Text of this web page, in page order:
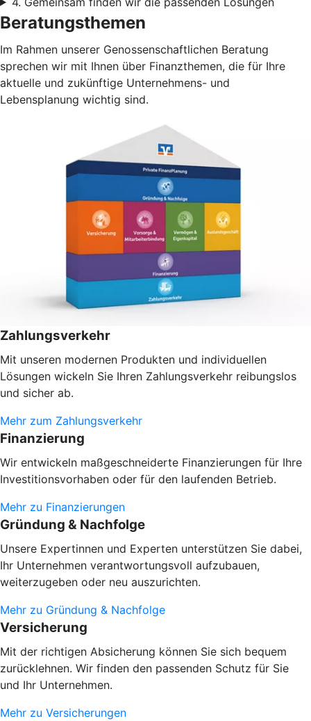
Beratungsthemen
Im Rahmen unserer Genossenschaftlichen Beratung
sprechen wir mit Ihnen über Finanzthemen, die für Ihre
aktuelle und zukünftige Unternehmens- und
Lebensplanung wichtig sind.
Zahlungsverkehr
Mit unseren modernen Produkten und individuellen
Lösungen wickeln Sie Ihren Zahlungsverkehr reibungslos
und sicher ab.
Mehr zum Zahlungsverkehr
Finanzierung
Wir entwickeln maßgeschneiderte Finanzierungen für Ihre
Investitionsvorhaben oder für den laufenden Betrieb.
Mehr zu Finanzierungen
Gründung & Nachfolge
Unsere Expertinnen und Experten unterstützen Sie dabei,
Ihr Unternehmen verantwortungsvoll aufzubauen,
weiterzugeben oder neu auszurichten.
Mehr zu Gründung & Nachfolge
Versicherung
Mit der richtigen Absicherung können Sie sich bequem
zurücklehnen. Wir finden den passenden Schutz für Sie
und Ihr Unternehmen.
Mehr zu Versicherungen